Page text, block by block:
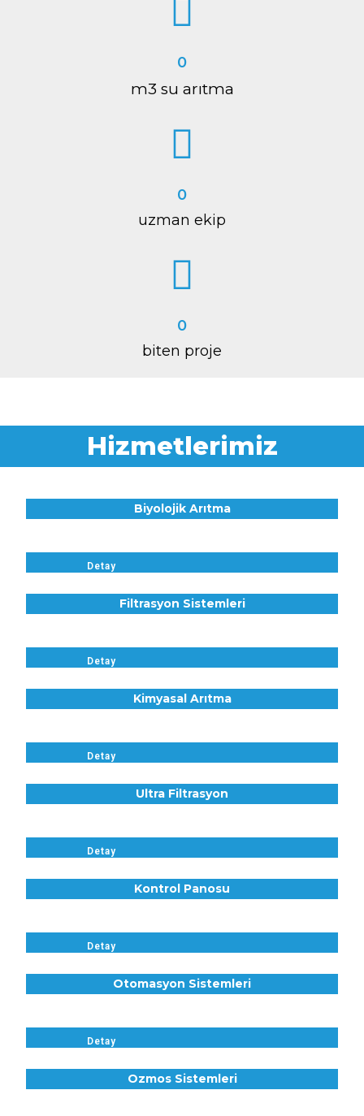
0
m3 su arıtma
0
uzman ekip
0
biten proje
Hizmetlerimiz
Biyolojik Arıtma
Detay
Filtrasyon Sistemleri
Detay
Kimyasal Arıtma
Detay
Ultra Filtrasyon
Detay
Kontrol Panosu
Detay
Otomasyon Sistemleri
Detay
Ozmos Sistemleri